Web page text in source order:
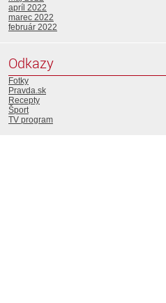
apríl 2022
marec 2022
február 2022
Odkazy
Fotky
Pravda.sk
Recepty
Šport
TV program